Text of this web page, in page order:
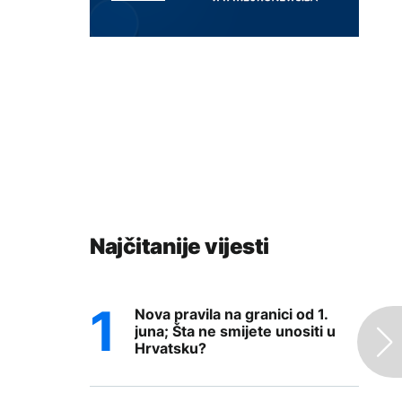
Najčitanije vijesti
Nova pravila na granici od 1.
juna; Šta ne smijete unositi u
Hrvatsku?